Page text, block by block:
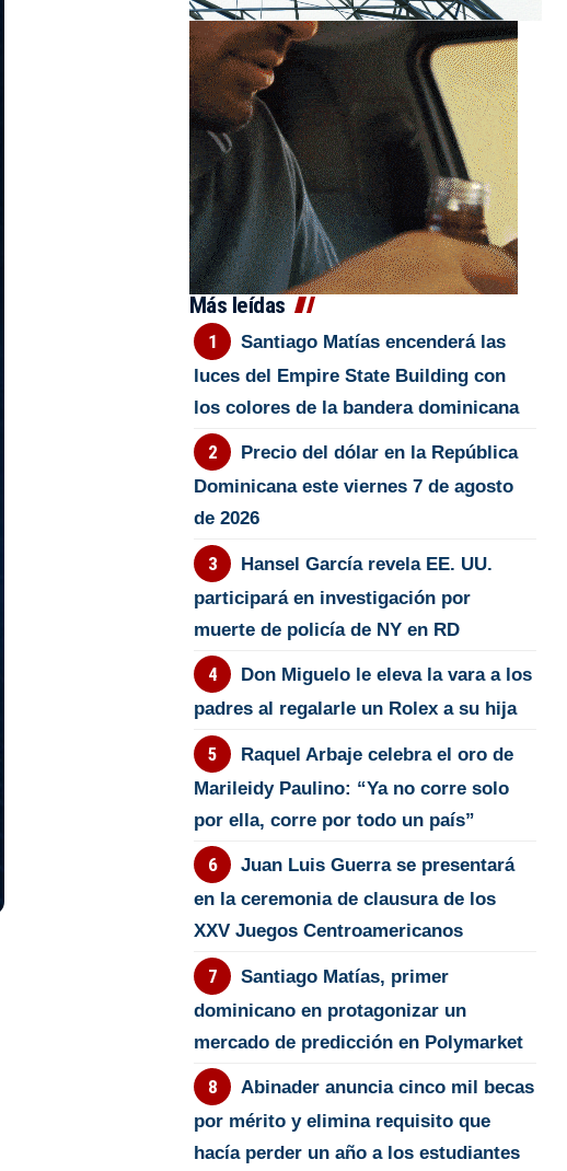
Más leídas
Santiago Matías encenderá las
luces del Empire State Building con
los colores de la bandera dominicana
Precio del dólar en la República
Dominicana este viernes 7 de agosto
de 2026
Hansel García revela EE. UU.
participará en investigación por
muerte de policía de NY en RD
Don Miguelo le eleva la vara a los
padres al regalarle un Rolex a su hija
Raquel Arbaje celebra el oro de
Marileidy Paulino: “Ya no corre solo
por ella, corre por todo un país”
Juan Luis Guerra se presentará
en la ceremonia de clausura de los
XXV Juegos Centroamericanos
Santiago Matías, primer
dominicano en protagonizar un
mercado de predicción en Polymarket
Abinader anuncia cinco mil becas
por mérito y elimina requisito que
hacía perder un año a los estudiantes